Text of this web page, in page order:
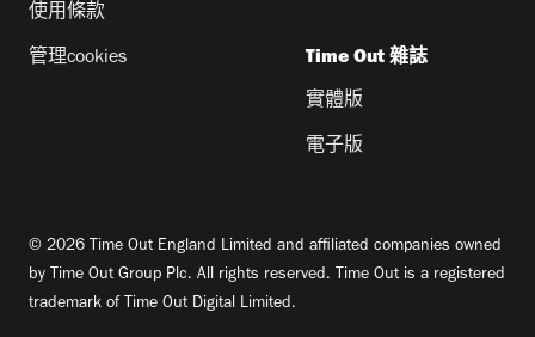
使用條款
管理cookies Time Out 雜誌
實體版
電子版
© 2026 Time Out England Limited and affiliated companies owned
by Time Out Group Plc. All rights reserved. Time Out is a registered
trademark of Time Out Digital Limited.